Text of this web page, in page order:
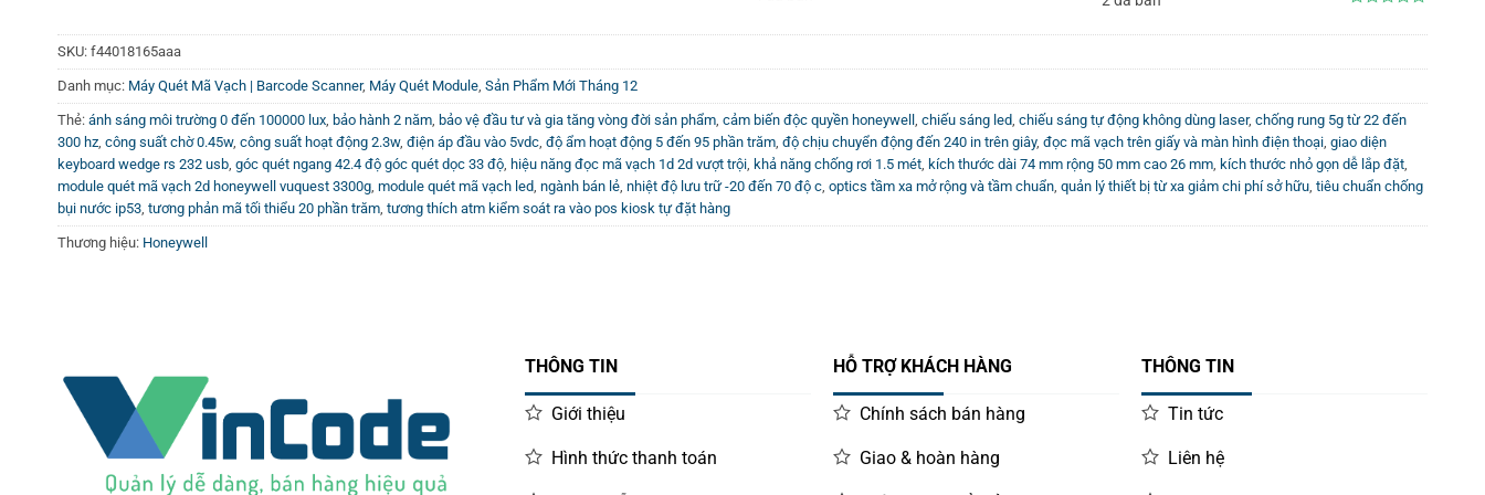
out
5
SKU: f44018165aaa
Danh mục: Máy Quét Mã Vạch | Barcode Scanner, Máy Quét Module Sản Phẩm Mới Tháng 12
Thẻ: ánh sáng môi trường 0 đến 100000 lux bảo hành 2 năm bảo vệ đầu tư và gia tăng vòng đời sản phẩm cảm biến độc quyền honeywell chiếu sáng led chiếu sáng tự động không dùng laser, chống rung 5g từ 22 đến
300 hz công suất chờ 0.45w, công suất hoạt động 2.3w, điện áp đầu vào 5vdc độ ẩm hoạt động 5 đến 95 phần trăm độ chịu chuyển động đến 240 in trên giây, đọc mã vạch trên giấy và màn hình điện thoại giao diện
keyboard wedge rs 232 usb góc quét ngang 42.4 độ góc quét dọc 33 độ hiệu năng đọc mã vạch 1d 2d vượt trội khả năng chống rơi 1.5 mét kích thước dài 74 mm rộng 50 mm cao 26 mm kích thước nhỏ gọn dễ lắp đặt
module quét mã vạch 2d honeywell vuquest 3300g module quét mã vạch led ngành bán lẻ nhiệt độ lưu trữ -20 đến 70 độ c optics tầm xa mở rộng và tầm chuẩn quản lý thiết bị từ xa giảm chi phí sở hữu tiêu chuẩn chống
bụi nước ip53 tương phản mã tối thiểu 20 phần trăm tương thích atm kiểm soát ra vào pos kiosk tự đặt hàng
Thương hiệu: Honeywell
THÔNG TIN
Giới thiệu
Hình thức thanh toán
HỖ TRỢ KHÁCH HÀNG
Chính sách bán hàng
Giao & hoàn hàng
THÔNG TIN
Tin tức
Liên hệ